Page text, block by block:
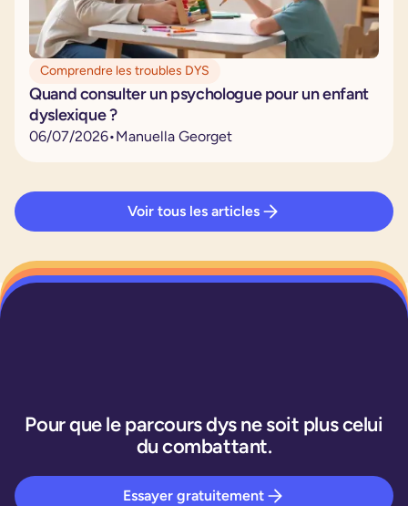
Comprendre les troubles DYS
Quand consulter un psychologue pour un enfant
dyslexique ?
06/07/2026•Manuella Georget
Voir tous les articles
Pour que le parcours dys ne soit plus celui
du combattant.
Essayer gratuitement